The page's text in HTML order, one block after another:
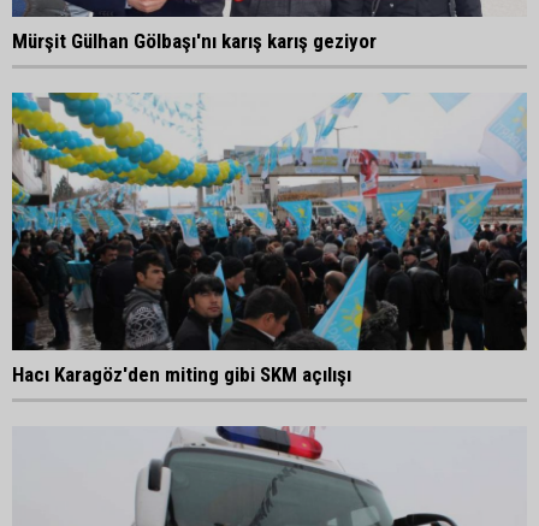
Mürşit Gülhan Gölbaşı'nı karış karış geziyor
Hacı Karagöz'den miting gibi SKM açılışı